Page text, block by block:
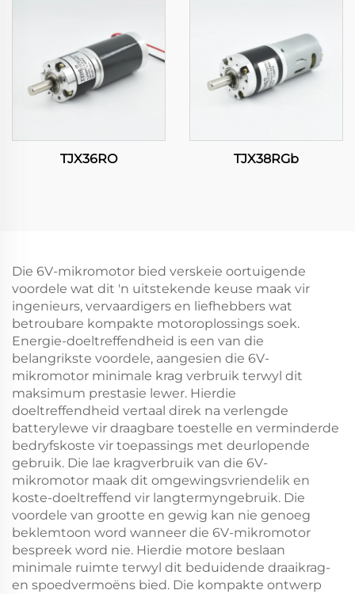
TJX36RO TJX38RGb
Die 6V-mikromotor bied verskeie oortuigende
voordele wat dit 'n uitstekende keuse maak vir
ingenieurs, vervaardigers en liefhebbers wat
betroubare kompakte motoroplossings soek.
Energie-doeltreffendheid is een van die
belangrikste voordele, aangesien die 6V-
mikromotor minimale krag verbruik terwyl dit
maksimum prestasie lewer. Hierdie
doeltreffendheid vertaal direk na verlengde
batterylewe vir draagbare toestelle en verminderde
bedryfskoste vir toepassings met deurlopende
gebruik. Die lae kragverbruik van die 6V-
mikromotor maak dit omgewingsvriendelik en
koste-doeltreffend vir langtermyngebruik. Die
voordele van grootte en gewig kan nie genoeg
beklemtoon word wanneer die 6V-mikromotor
bespreek word nie. Hierdie motore beslaan
minimale ruimte terwyl dit beduidende draaikrag-
en spoedvermoëns bied. Die kompakte ontwerp